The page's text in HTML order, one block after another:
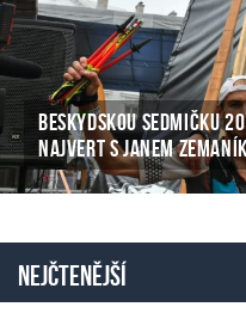
BESKYDSKOU SEDMIČKU
NAJVERT S JANEM
Nejčtenější